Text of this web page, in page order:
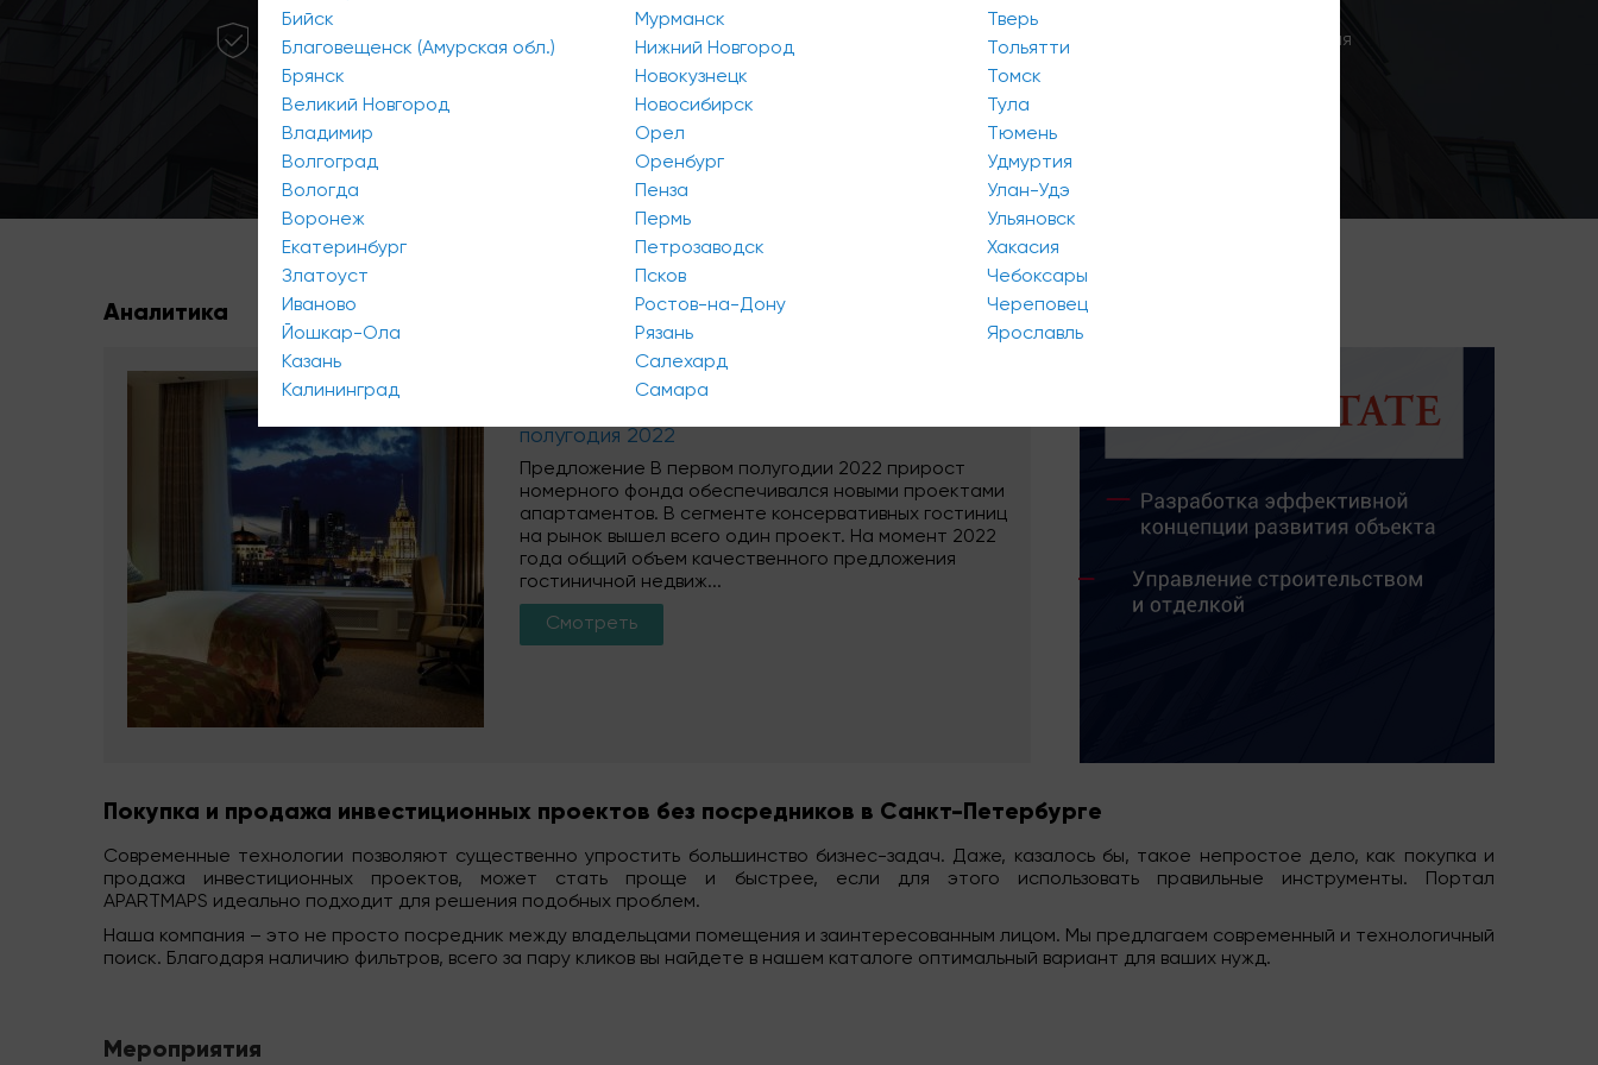
Только проверенные объекты
Наши услуги бесплатны для арендаторов
Эксклюзивные предложения
Аналитика
IPG.Estate: Обзор рынка гостиничной
полугодия 2022
Предложение В первом полугодии 2022 прирост
номерного фонда обеспечивался новыми проектами
апартаментов. В сегменте консервативных гостиниц
на рынок вышел всего один проект. На момент 2022
года общий объем качественного предложения
гостиничной недвиж...
Смотреть
Покупка и продажа инвестиционных проектов без посредников в Санкт-Петербурге
Современные технологии позволяют существенно упростить большинство бизнес-задач. Даже, казалось бы, такое непростое дело, как покупка и
продажа инвестиционных проектов, может стать проще и быстрее, если для этого использовать правильные инструменты. Портал
APARTMAPS идеально подходит для решения подобных проблем.
Наша компания – это не просто посредник между владельцами помещения и заинтересованным лицом. Мы предлагаем современный и технологичный
поиск. Благодаря наличию фильтров, всего за пару кликов вы найдете в нашем каталоге оптимальный вариант для ваших нужд.
Мероприятия
Бийск
Благовещенск (Амурская обл.)
Брянск
Великий Новгород
Владимир
Волгоград
Вологда
Воронеж
Екатеринбург
Златоуст
Иваново
Йошкар-Ола
Казань
Калининград
Мурманск
Нижний Новгород
Новокузнецк
Новосибирск
Орел
Оренбург
Пенза
Пермь
Петрозаводск
Псков
Ростов-на-Дону
Рязань
Салехард
Самара
Тверь
Тольятти
Томск
Тула
Тюмень
Удмуртия
Улан-Удэ
Ульяновск
Хакасия
Чебоксары
Череповец
Ярославль